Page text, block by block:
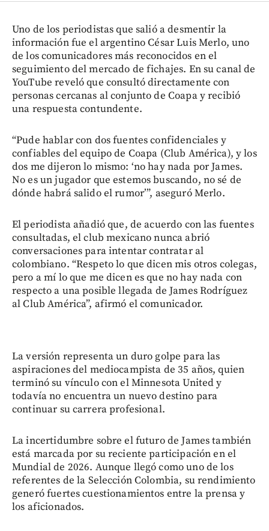
Uno de los periodistas que salió a desmentir la
información fue el argentino César Luis Merlo, uno
de los comunicadores más reconocidos en el
seguimiento del mercado de fichajes. En su canal de
YouTube reveló que consultó directamente con
personas cercanas al conjunto de Coapa y recibió
una respuesta contundente.
“Pude hablar con dos fuentes confidenciales y
confiables del equipo de Coapa (Club América), y los
dos me dijeron lo mismo: ‘no hay nada por James.
No es un jugador que estemos buscando, no sé de
dónde habrá salido el rumor’”, aseguró Merlo.
El periodista añadió que, de acuerdo con las fuentes
consultadas, el club mexicano nunca abrió
conversaciones para intentar contratar al
colombiano. “Respeto lo que dicen mis otros colegas,
pero a mí lo que me dicen es que no hay nada con
respecto a una posible llegada de James Rodríguez
al Club América”, afirmó el comunicador.
La versión representa un duro golpe para las
aspiraciones del mediocampista de 35 años, quien
terminó su vínculo con el Minnesota United y
todavía no encuentra un nuevo destino para
continuar su carrera profesional.
La incertidumbre sobre el futuro de James también
está marcada por su reciente participación en el
Mundial de 2026. Aunque llegó como uno de los
referentes de la Selección Colombia, su rendimiento
generó fuertes cuestionamientos entre la prensa y
los aficionados.